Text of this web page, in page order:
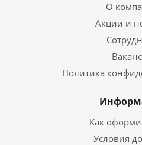
О
Акции и
Политика
Как
Условия